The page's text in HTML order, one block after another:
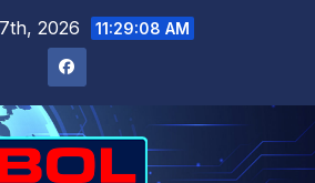
2026 11:29:08 AM